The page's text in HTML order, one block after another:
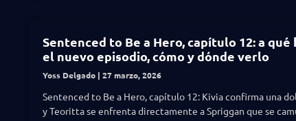
Sentenced to Be a Hero, capítulo 12: a qué
el nuevo episodio, cómo y dónde verlo
Yoss Delgado 27 marzo, 2026
Sentenced to Be a Hero, capítulo 12: Kivia confirma una
y Teoritta se enfrenta directamente a Spriggan que se